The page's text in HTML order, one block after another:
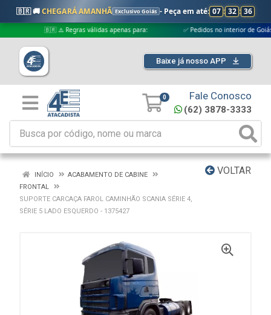
🇧🇷 🚚CHEGARÁ AMANHÃ Exclusivo Goiás - Peça em até: 07 : 32 : 35
🇧🇷 ⚠️ Regras válidas apenas para: ✅ Pedidos no interior de Goiás
Baixe já nosso APP
0 Fale Conosco
(62) 3878-3333
VOLTAR
INÍCIO
ACABAMENTO DE CABINE
FRONTAL
SUPORTE CARCAÇA FAROL CAMINHÃO SCANIA SÉRIE 4,
SÉRIE 5 LADO ESQUERDO - 1375427